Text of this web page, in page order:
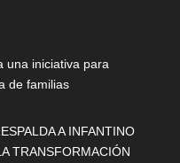
una iniciativa para
de familias
A INFANTINO
TRANSFORMACIÓN